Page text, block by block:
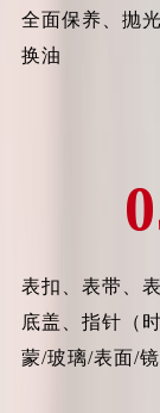
全面保养、抛
换油
表扣、表带、
底盖、指针（
蒙/玻璃/表面/